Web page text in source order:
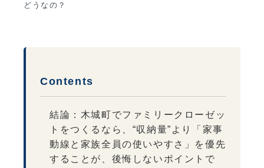
どうなの？
Contents
結論：木城町でファミリークローゼッ
トをつくるなら、“収納量”より「家事
動線と家族全員の使いやすさ」を優先
することが、後悔しないポイントで